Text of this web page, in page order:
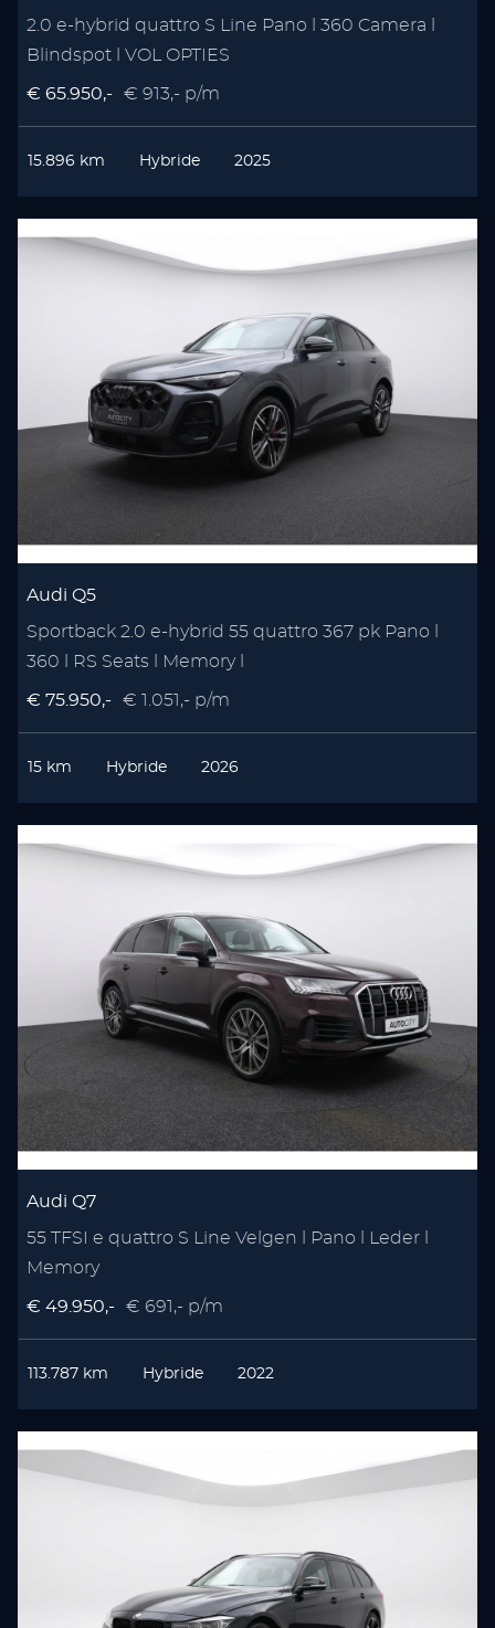
2.0 e-hybrid quattro S Line Pano l 360 Camera l
Blindspot l VOL OPTIES
€ 65.950,- € 913,- p/m
15.896 km Hybride 2025
Audi Q5
Sportback 2.0 e-hybrid 55 quattro 367 pk Pano l
360 l RS Seats l Memory l
€ 75.950,- € 1.051,- p/m
15 km Hybride 2026
Audi Q7
55 TFSI e quattro S Line Velgen l Pano l Leder l
Memory
€ 49.950,- € 691,- p/m
113.787 km Hybride 2022